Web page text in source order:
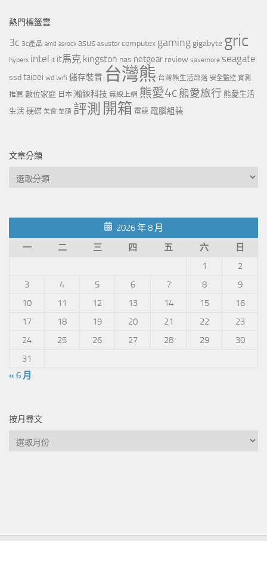
熱門標籤雲
3c 3c產品 amd asrock asus asustor computex gaming gigabyte gric
hyperx intel it it馬克 kingston nas netgear review savemore seagate
ssdtaipei wd wifi 儲存裝置 台灣熊 台灣熊生活部落 安全監控 實測
推薦 數位家庭 日本 瀚錸科技 無線上網 熊愛4c 熊愛旅行 熊愛生活
生活 硬碟 美食 華碩 評測 開箱 電競 電腦組裝
文章分類
文
類
2026 年 8 月
一
二 三 四 五 六
日
1
2
3
4 5 6 7 8
9
10
11 12 13 14 15
16
17
18 19 20 21 22
23
24
25 26 27 28 29
30
31
« 6 月
按月尋文
按